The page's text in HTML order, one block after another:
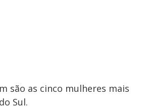
são as cinco mulheres mais
Sul.